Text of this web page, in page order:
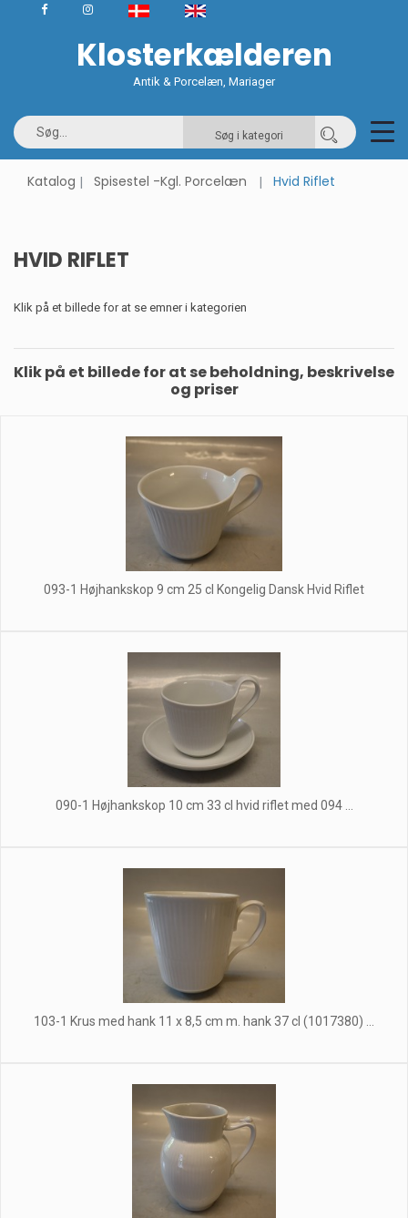
Klosterkælderen
Antik & Porcelæn, Mariager
Søg i kategori
Katalog Spisestel -Kgl. Porcelæn Hvid Riflet
HVID RIFLET
Klik på et billede for at se emner i kategorien
Klik på et billede for at se beholdning, beskrivelse
og priser
093-1 Højhankskop 9 cm 25 cl Kongelig Dansk Hvid Riflet
090-1 Højhankskop 10 cm 33 cl hvid riflet med 094 ...
103-1 Krus med hank 11 x 8,5 cm m. hank 37 cl (1017380) ...